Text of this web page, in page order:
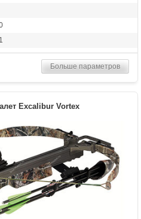
дюймов (39,4 см)
см (20 дюймов)
запасные плечи
Больше параметров
Excalibur Vortex